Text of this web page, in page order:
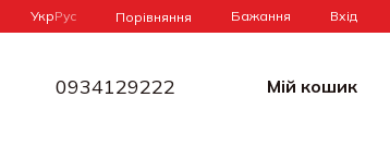
УкрРус Порівняння Бажання Вхід
0934129222 Мій кошик